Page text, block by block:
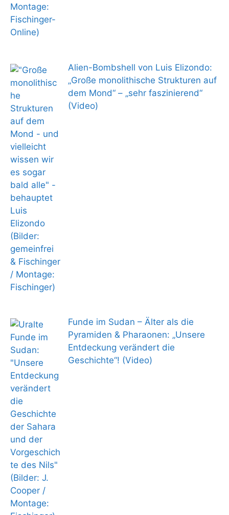
Alien-Bombshell von Luis Elizondo:
„Große monolithische Strukturen auf
dem Mond“ – „sehr faszinierend“
(Video)
Funde im Sudan – Älter als die
Pyramiden & Pharaonen: „Unsere
Entdeckung verändert die
Geschichte“! (Video)